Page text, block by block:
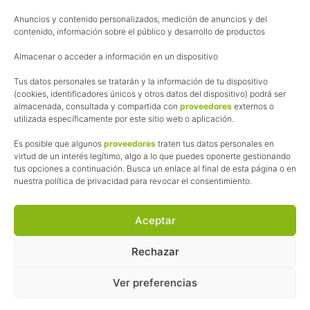
Anuncios y contenido personalizados, medición de anuncios y del
contenido, información sobre el público y desarrollo de productos
Almacenar o acceder a información en un dispositivo
Tus datos personales se tratarán y la información de tu dispositivo
(cookies, identificadores únicos y otros datos del dispositivo) podrá ser
almacenada, consultada y compartida con proveedores externos o
utilizada específicamente por este sitio web o aplicación.
Es posible que algunos proveedores traten tus datos personales en
virtud de un interés legítimo, algo a lo que puedes oponerte gestionando
tus opciones a continuación. Busca un enlace al final de esta página o en
nuestra política de privacidad para revocar el consentimiento.
Aceptar
Rechazar
Ver preferencias
Política de cookies
Afiliación
La web de Pedalesyzapatillas utiliza programas de afiliación.
¿Qué significa esto?
Cuando recomiendo algún producto, pongo enlaces a tiendas
online que utilizo y, por cada compra que realizas, me llevo
una comisión sin que a ti te cueste más dinero.
Esas comisiones me permiten seguir manteniendo esta web,
las inscripciones a muchas de las marchas para después
Siempre escribo sobre productos y tiendas que he probado